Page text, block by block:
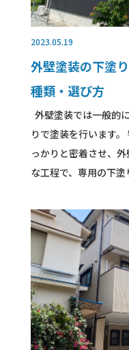
2023.05.19
外壁塗装の下塗
種類・選び方
外壁塗装では一般的
りで塗装を行います
っかりと密着させ、
な工程で、専用の下